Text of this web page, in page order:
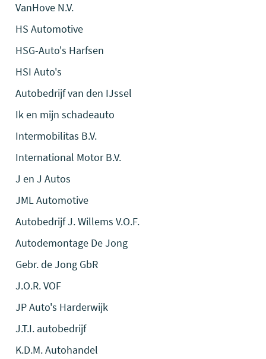
VanHove N.V.
HS Automotive
HSG-Auto's Harfsen
HSI Auto's
Autobedrijf van den IJssel
Ik en mijn schadeauto
Intermobilitas B.V.
International Motor B.V.
J en J Autos
JML Automotive
Autobedrijf J. Willems V.O.F.
Autodemontage De Jong
Gebr. de Jong GbR
J.O.R. VOF
JP Auto's Harderwijk
J.T.I. autobedrijf
K.D.M. Autohandel